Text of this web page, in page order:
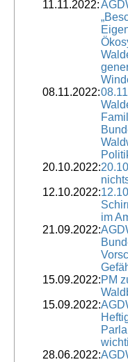
11.11.2022:
08.11.2022:
20.10.2022:
12.10.2022:
im
21.09.2022:
15.09.2022:PM
15.09.2022:
28.06.2022: